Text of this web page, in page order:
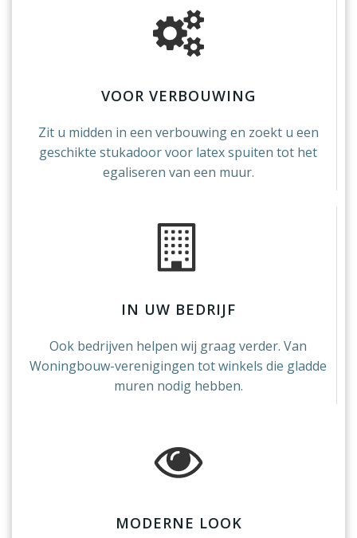
VOOR VERBOUWING
Zit u midden in een verbouwing en zoekt u een
geschikte stukadoor voor latex spuiten tot het
egaliseren van een muur.
IN UW BEDRIJF
Ook bedrijven helpen wij graag verder. Van
Woningbouw-verenigingen tot winkels die gladde
muren nodig hebben.
MODERNE LOOK